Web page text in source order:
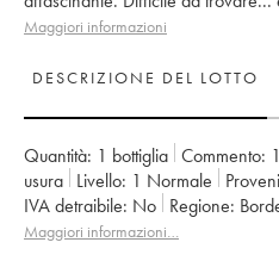
Maggiori informazioni
DESCRIZIONE DEL LOTTO
Quantità: 1 bottiglia Commento:
usura Livello: 1 Normale
IVA detraibile:
no Regione:
Proprietario: SC du Château Petrus
Maggiori informazioni…